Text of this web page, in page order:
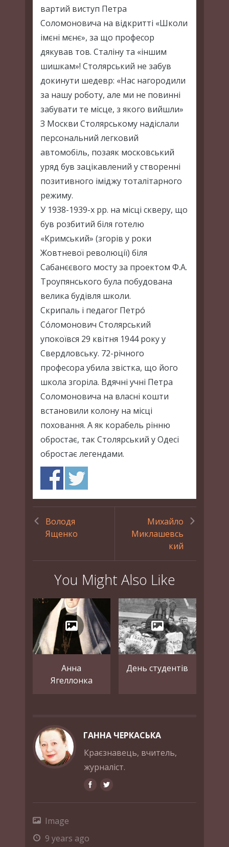
вартий виступ Петра
Соломоновича на відкритті «Школи
імєні мєнє», за що професор
дякував тов. Сталіну та «іншим
шишкам»! Столярський не забув
докинути шедевр: «Нас нагородили
за нашу роботу, але ми не повинні
забувати те місце, з якого вийшли»
З Москви Столярському надіслали
персональний легковий
автомобіль, позаяк московський
уряд був зацікавлений у створенні
позитивного іміджу тоталітарного
режиму.
У 1938-1939-х рр. на місці скверу, що
був розбитий біля готелю
«Кримський» (згорів у роки
Жовтневої революції) біля
Сабанєєвого мосту за проектом Ф.А.
Троупянського була побудована
велика будівля школи.
Скрипаль і педагог Петро́
Со́ломонович Столярський
упокоївся 29 квітня 1944 року у
Свердловську. 72-річного
професора убила звістка, що його
школа згоріла. Вдячні учні Петра
Соломоновича на власні кошти
встановили колону на місці
поховання. А як корабель рінню
обростає, так Столярський у Одесі
обростає легендами.
Володя
Ященко
Михайло
Миклашевсь
кий
You Might Also Like
Анна
Ягеллонка
День студентів
ГАННА ЧЕРКАСЬКА
Краєзнавець, вчитель,
журналіст.
Image
9 years ago